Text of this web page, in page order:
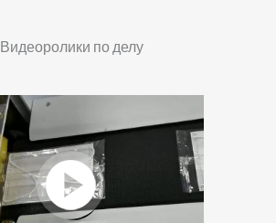
Видеоролики по делу